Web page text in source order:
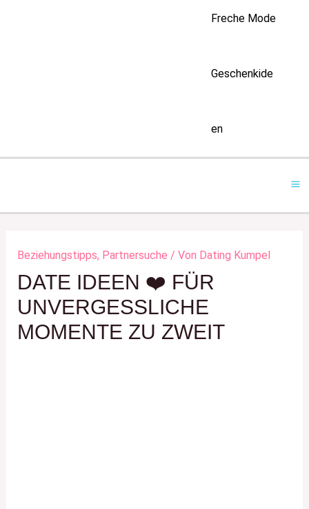
Freche Mode
Geschenkide
en
Beziehungstipps, Partnersuche / Von Dating Kumpel
DATE IDEEN ❤️ FÜR
UNVERGESSLICHE
MOMENTE ZU ZWEIT